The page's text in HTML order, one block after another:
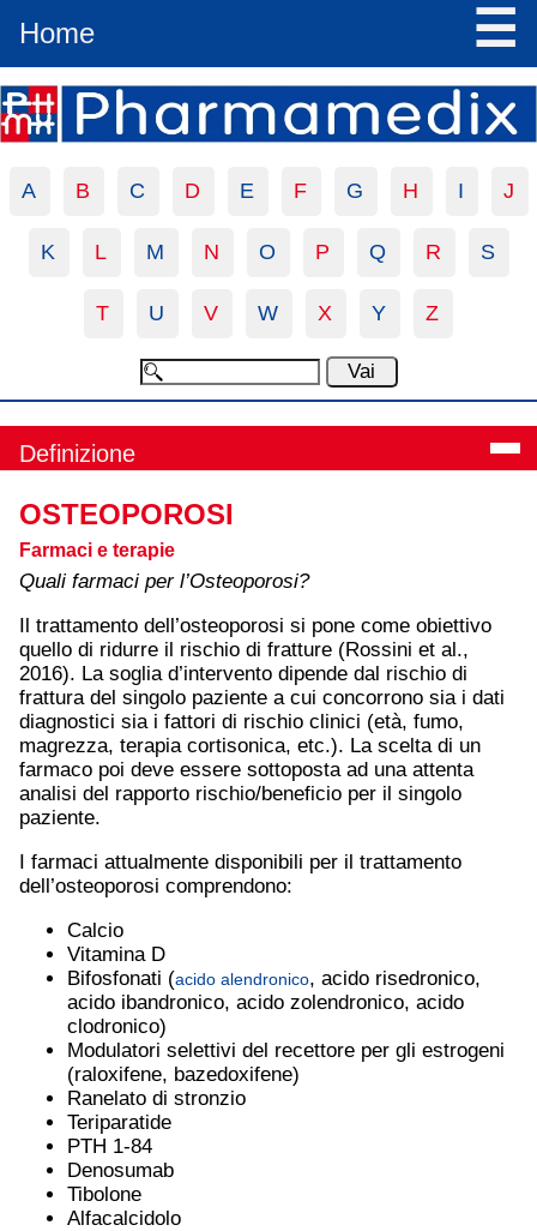
Home ☰
A B C D E F G H I J
K L M N O P Q R S
T U V W X Y Z
Definizione
OSTEOPOROSI
Farmaci e terapie
Quali farmaci per l’Osteoporosi?
Il trattamento dell’osteoporosi si pone come obiettivo
quello di ridurre il rischio di fratture (Rossini et al.,
2016). La soglia d’intervento dipende dal rischio di
frattura del singolo paziente a cui concorrono sia i dati
diagnostici sia i fattori di rischio clinici (età, fumo,
magrezza, terapia cortisonica, etc.). La scelta di un
farmaco poi deve essere sottoposta ad una attenta
analisi del rapporto rischio/beneficio per il singolo
paziente.
I farmaci attualmente disponibili per il trattamento
dell’osteoporosi comprendono:
Calcio
Vitamina D
Bifosfonati (acido alendronico, acido risedronico,
acido ibandronico, acido zolendronico, acido
clodronico)
Modulatori selettivi del recettore per gli estrogeni
(raloxifene, bazedoxifene)
Ranelato di stronzio
Teriparatide
PTH 1-84
Denosumab
Tibolone
Alfacalcidolo